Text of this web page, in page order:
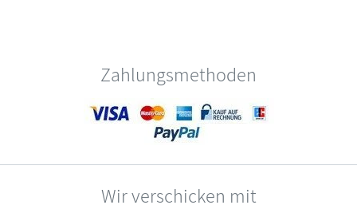
Zahlungsmethoden
Wir verschicken mit